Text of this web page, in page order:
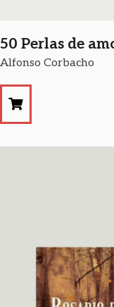
50 Perlas de
Alfonso Corbacho